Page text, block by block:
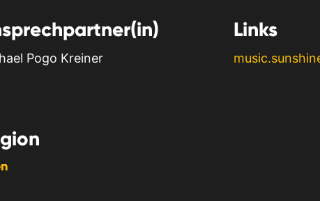
Pogo Kreiner
Links